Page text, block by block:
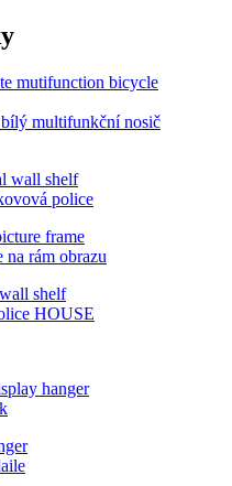
multifunkční nosič
police
na rám obrazu
HOUSE